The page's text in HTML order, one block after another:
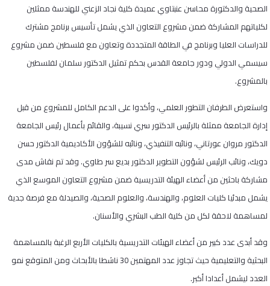
الصحية والدكتورة محاسن عنبتاوي عميدة كلية نجاد الزعني للهندسة ممثلين
لكلياتهم المشاركة ضمن مشروع التعاون الذي يشمل تأسيس برنامج مشترك
للدراسات العليا وبرنامج في الطاقة المتجددة وتعاون مع فلسطين ضمن مشروع
سيسمي الدولي ودور جامعة القدس بحكم تمثيل الدكتور سلمان لفلسطين
بالمشروع.
واستعرض الطرفان التطور العلمي، وأكدوا على الدعم الكامل للمشروع من قبل
إدارة الجامعة ممثلة بالرئيس الدكتور سري نسيبة، والقائم بأعمال رئيس الجامعة
الدكتور مروان عورتاني، ونائبه التنفيذي، ونائبه للشؤون الأكاديمية الدكتور حسن
دويك، ونائب الرئيس لشؤون التطوير الدكتور بديع سر طاوي. وقد تم نقاش مدى
مشاركة باحثين من أعضاء الهيئة التدريسية ضمن مشروع التعاون الموسع الذي
يشمل مبدئيا كليات العلوم، والهندسة، والعلوم الصحية، والصيدلة مع فرصة جدية
لمساهمة لاحقة لكل من كلية الطب البشري والأسنان.
وقد أبدى عدد كبير من أعضاء الهيئات التدريسية بالكليات الأربع الرغبة بالمساهمة
البحثية والتعليمية حيث تجاوز عدد المهتمين 30 ناشطا بالأبحاث ومن المتوقع نمو
العدد ليشمل أعدادا أكبر.